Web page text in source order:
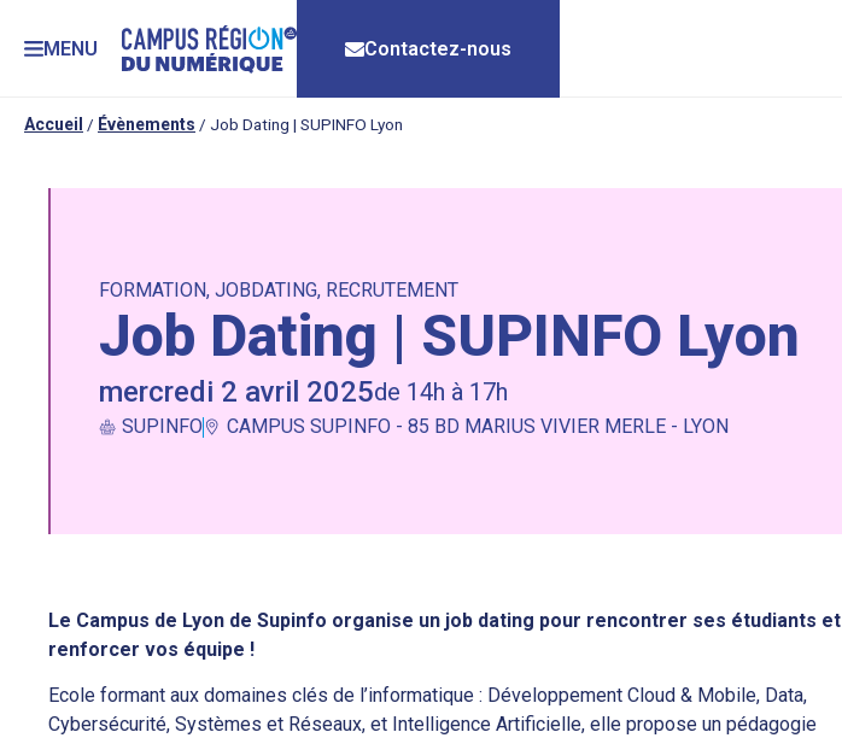
MENU Contactez-nous
Accueil / Évènements / Job Dating | SUPINFO Lyon
FORMATION, JOBDATING, RECRUTEMENT
Job Dating | SUPINFO Lyon
mercredi 2 avril 2025de 14h à 17h
SUPINFO CAMPUS SUPINFO - 85 BD MARIUS VIVIER MERLE - LYON
Le Campus de Lyon de Supinfo organise un job dating pour rencontrer ses étudiants et
renforcer vos équipe !
Ecole formant aux domaines clés de l’informatique : Développement Cloud & Mobile, Data,
Cybersécurité, Systèmes et Réseaux, et Intelligence Artificielle, elle propose un pédagogie